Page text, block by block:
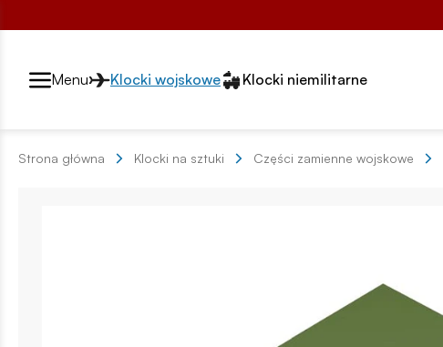
Przełącznik segmentów2
Menu Klocki wojskowe Klocki niemilitarne
Strona główna Klocki na sztuki Części zamienne wojskowe